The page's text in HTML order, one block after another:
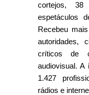
cortejos, 38
espetáculos
Recebeu
autoridades,
críticos de
audiovisual. A
1.427
rádios e